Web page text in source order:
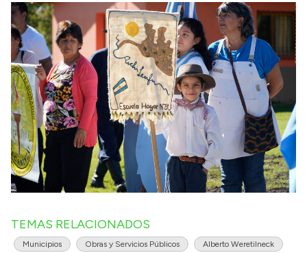
TEMAS RELACIONADOS
Municipios Obras y Servicios Públicos Alberto Weretilneck